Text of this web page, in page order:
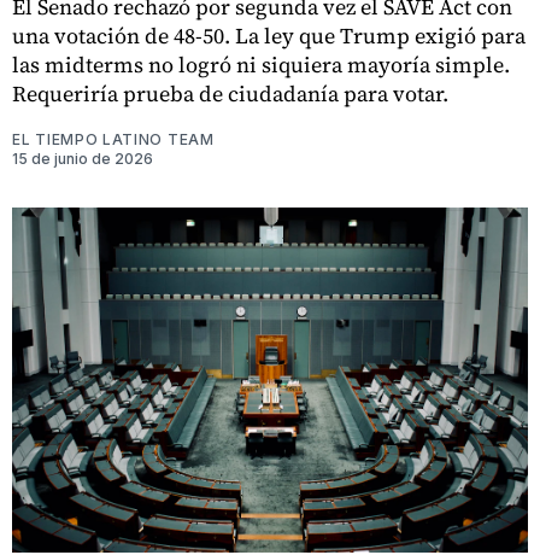
El Senado rechazó por segunda vez el SAVE Act con
una votación de 48-50. La ley que Trump exigió para
las midterms no logró ni siquiera mayoría simple.
Requeriría prueba de ciudadanía para votar.
EL TIEMPO LATINO TEAM
15 de junio de 2026